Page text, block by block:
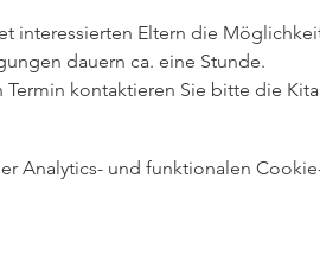
interessierten Eltern die
dauern ca. eine Stunde.
kontaktieren Sie bitte die
Analytics- und funktionalen